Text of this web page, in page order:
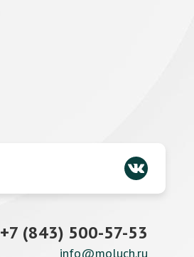
+7 (843) 500-57-53
info@moluch.ru